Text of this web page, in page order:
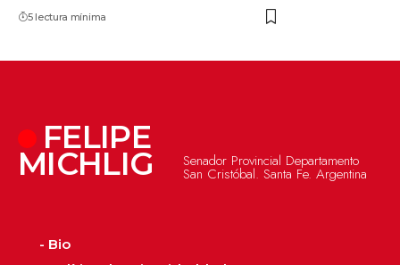
5 lectura mínima
FELIPE
MICHLIG Senador Provincial Departamento
San Cristóbal. Santa Fe. Argentina
- Bio